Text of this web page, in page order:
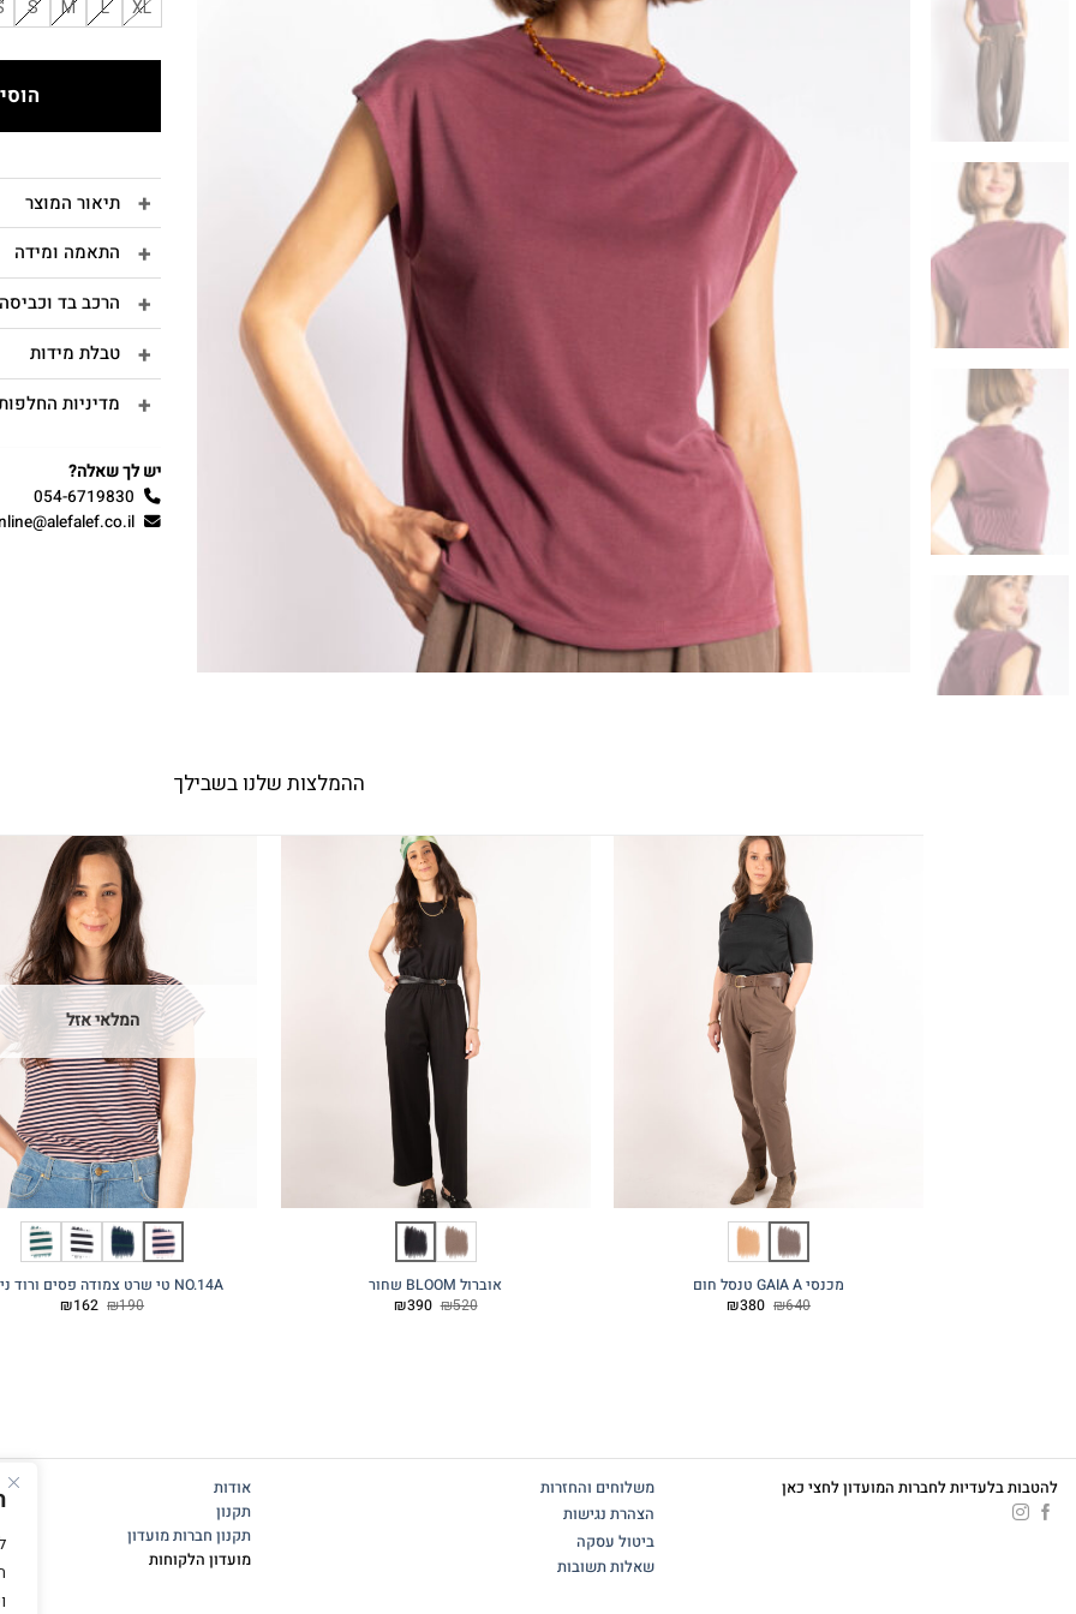
XL
L
M
S
תיאור המוצר
התאמה ומידה
הרכב בד
טבלת מידות
מדיניות
יש לך שאלה?
054-6719830
ההמלצות שלנו בשבילך
מכנסי GAIA A טנסל חום
₪640 המחיר
המקורי
₪380 המחיר
אוברול BLOOM שחור
₪520 המחיר
₪390 המחיר
המלאי אזל
NO.14A טי שרט צמודה פסים ורוד נייבי
₪190 המחיר
₪162 המחיר
להטבות בלעדיות לחברות המועדון לחצי כאן
משלוחים והחזרות
הצהרת נגישות
ביטול עסקה
שאלות תשובות
אודות
תקנון
תקנון חברות מועדון
מועדון הלקוחות